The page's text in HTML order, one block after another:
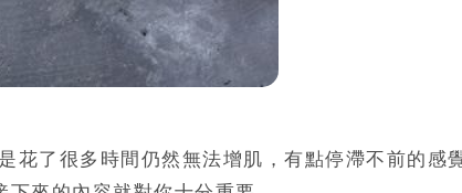
了很多時間仍然無法增肌，有點停滯不前的感